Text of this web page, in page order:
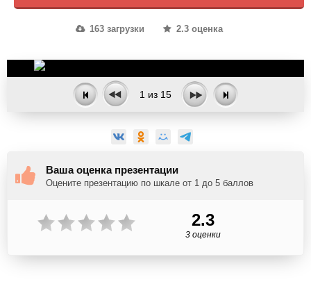
163 загрузки 2.3 оценка
1 из 15
Ваша оценка презентации
Оцените презентацию по шкале от 1 до 5 баллов
2.3
3 оценки